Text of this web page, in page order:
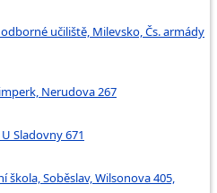
učiliště, Milevsko, Čs. armády
Nerudova 267
Sladovny 671
škola, Soběslav, Wilsonova 405,